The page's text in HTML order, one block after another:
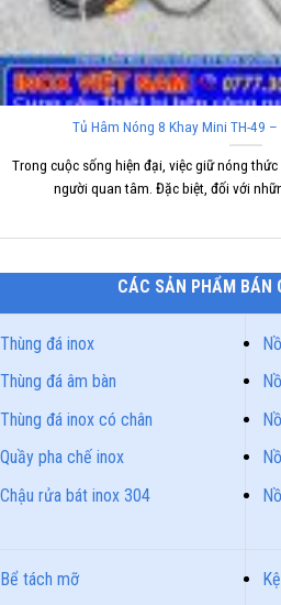
Tủ Hâm Nóng 8 Khay Mini TH-49
Trong cuộc sống hiện đại, việc giữ nóng
người quan tâm. Đặc biệt, đối với
CÁC SẢN PHẨM BÁN
Thùng đá inox
Thùng đá âm bàn
Thùng đá inox có chân
Quầy pha chế inox
Chậu rửa bát inox 304
Bể tách mỡ